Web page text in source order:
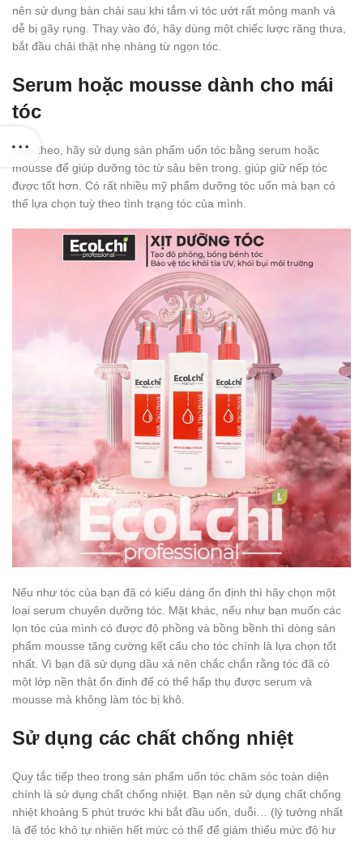
nên sử dụng bàn chải sau khi tắm vì tóc ướt rất mỏng manh và
dễ bị gãy rụng. Thay vào đó, hãy dùng một chiếc lược răng thưa,
bắt đầu chải thật nhẹ nhàng từ ngọn tóc.
Serum hoặc mousse dành cho mái
tóc
Tiếp theo, hãy sử dụng sản phẩm uốn tóc bằng serum hoặc
mousse để giúp dưỡng tóc từ sâu bên trong, giúp giữ nếp tóc
được tốt hơn. Có rất nhiều mỹ phẩm dưỡng tóc uốn mà bạn có
thể lựa chọn tuỳ theo tình trạng tóc của mình.
Nếu như tóc của bạn đã có kiểu dáng ổn định thì hãy chọn một
loại serum chuyên dưỡng tóc. Mặt khác, nếu như bạn muốn các
lọn tóc của mình có được độ phồng và bồng bềnh thì dòng sản
phẩm mousse tăng cường kết cấu cho tóc chính là lựa chọn tốt
nhất. Vì bạn đã sử dụng dầu xả nên chắc chắn rằng tóc đã có
một lớp nền thật ổn định để có thể hấp thụ được serum và
mousse mà không làm tóc bị khô.
Sử dụng các chất chống nhiệt
Quy tắc tiếp theo trong sản phẩm uốn tóc chăm sóc toàn diện
chính là sử dụng chất chống nhiệt. Bạn nên sử dụng chất chống
nhiệt khoảng 5 phút trước khi bắt đầu uốn, duỗi… (lý tưởng nhất
là để tóc khô tự nhiên hết mức có thể để giảm thiểu mức độ hư